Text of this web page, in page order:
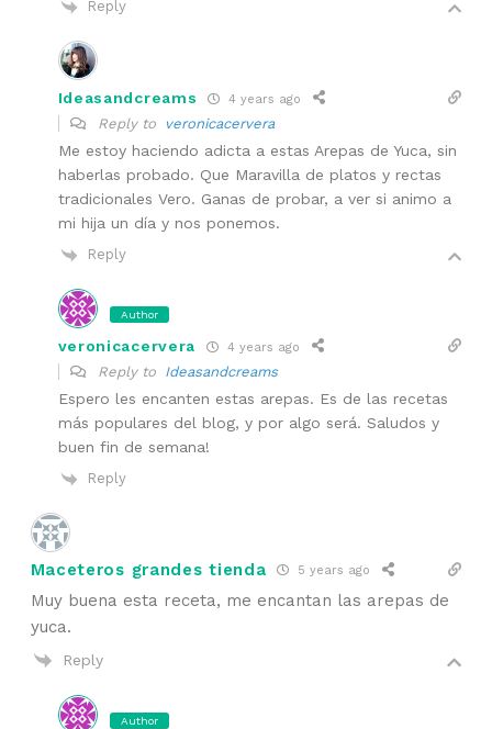
Reply
Ideasandcreams 4 years ago
Reply to veronicacervera
Me estoy haciendo adicta a estas Arepas de Yuca, sin
haberlas probado. Que Maravilla de platos y rectas
tradicionales Vero. Ganas de probar, a ver si animo a
mi hija un día y nos ponemos.
Reply
Author
veronicacervera 4 years ago
Reply to Ideasandcreams
Espero les encanten estas arepas. Es de las recetas
más populares del blog, y por algo será. Saludos y
buen fin de semana!
Reply
Maceteros grandes tienda 5 years ago
Muy buena esta receta, me encantan las arepas de
yuca.
Reply
Author